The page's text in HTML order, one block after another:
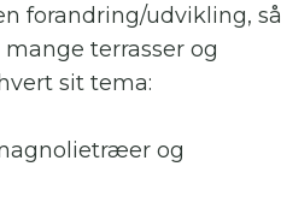
forandring/udvikling, så
terrasser og
sit tema:
og